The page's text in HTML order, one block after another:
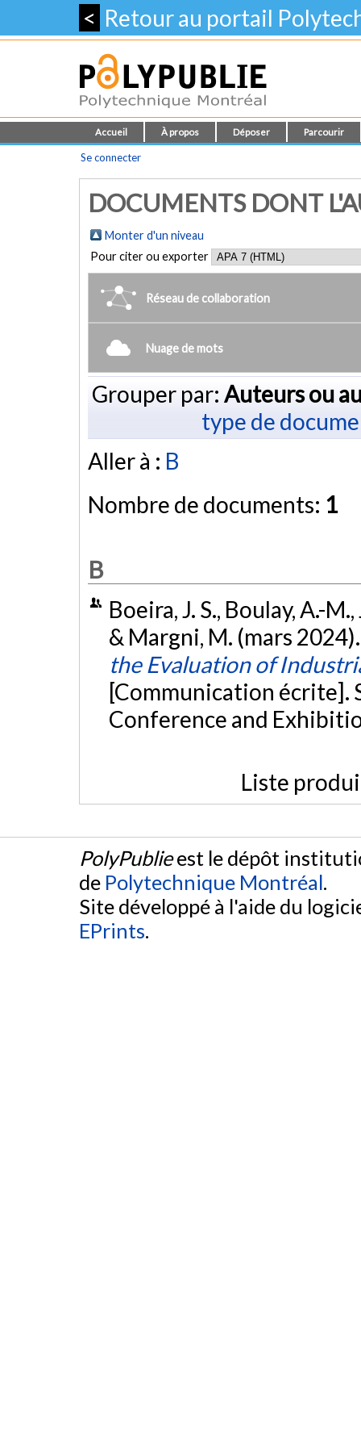
< Retour au portail
Accueil À propos Déposer Parcourir
Se connecter
DOCUMENTS DONT
Monter d'un niveau
Pour citer ou exporter
Réseau de collaboration
Nuage de mots
Grouper par: Auteurs ou
type de
Aller à : B
Nombre de documents: 1
B
Boeira, J. S., Boulay, A.-
& Margni, M. (mars
the Evaluation of
[Communication écrite].
Conference and
Liste
PolyPublieest le dépôt
de Polytechnique Montréal.
Site développé à l'aide du
EPrints.